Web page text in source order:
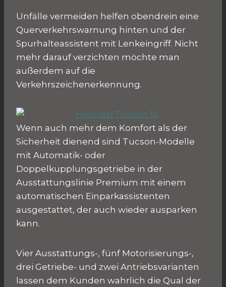
Unfälle vermeiden helfen obendrein eine
Querverkehrswarnung hinten und der
Spurhalteassistent mit Lenkeingriff. Nicht
mehr darauf verzichten möchte man
außerdem auf die
Verkehrszeichenerkennung.
Wenn auch mehr dem Komfort als der
Sicherheit dienend sind Tucson-Modelle
mit Automatik- oder
Doppelkupplungsgetriebe in der
Ausstattungslinie Premium mit einem
automatischen Einparkassistenten
ausgestattet, der auch wieder ausparken
kann.
Vier Ausstattungs-, fünf Motorisierungs-,
drei Getriebe- und zwei Antriebsvarianten
lassen dem Kunden wahrlich die Qual der